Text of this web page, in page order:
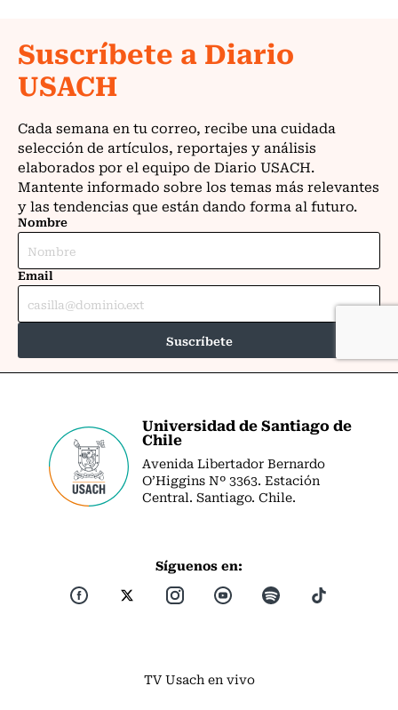
Universidad de Santiago de
Chile
Avenida Libertador Bernardo
O’Higgins Nº 3363. Estación
Central. Santiago. Chile.
Síguenos en:
TV Usach en vivo